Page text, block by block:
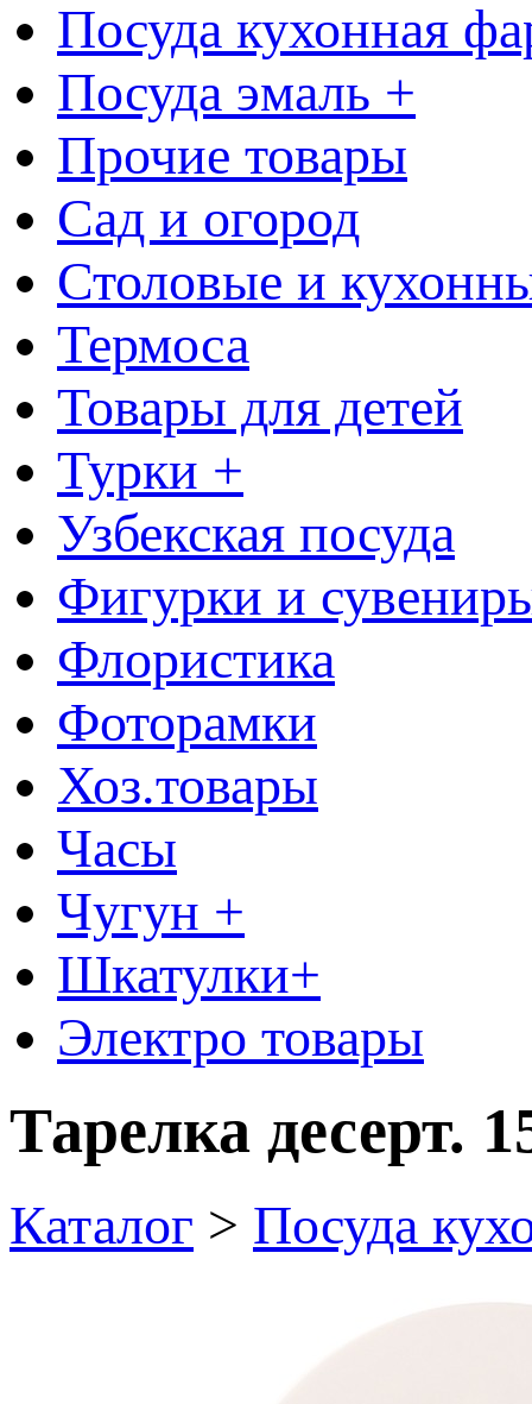
Посуда кухонная
Посуда эмаль +
Прочие товары
Сад и огород
Столовые и
Термоса
Товары для детей
Турки +
Узбекская посуда
Фигурки и
Флористика
Фоторамки
Хоз.товары
Часы
Чугун +
Шкатулки+
Электро товары
Тарелка десерт.
Каталог > Посуда